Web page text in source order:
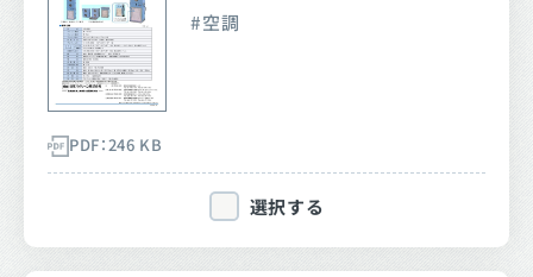
空調
PDF：246 KB
選択する